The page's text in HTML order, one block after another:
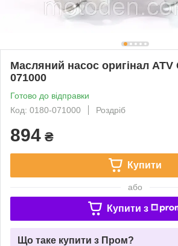
Масляний насос оригінал ATV
071000
Готово до відправки
Код: 0180-071000
Роздріб
894 ₴
Купити
або
Купити з
Що таке купити з Пром?